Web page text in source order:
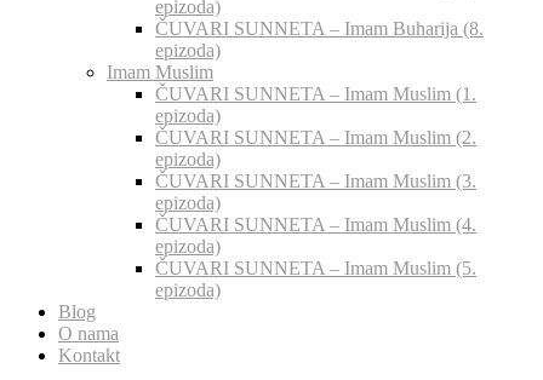
epizoda)
ČUVARI SUNNETA – Imam Buharija (8.
epizoda)
Imam Muslim
ČUVARI SUNNETA – Imam Muslim (1.
epizoda)
ČUVARI SUNNETA – Imam Muslim (2.
epizoda)
ČUVARI SUNNETA – Imam Muslim (3.
epizoda)
ČUVARI SUNNETA – Imam Muslim (4.
epizoda)
ČUVARI SUNNETA – Imam Muslim (5.
epizoda)
Blog
O nama
Kontakt